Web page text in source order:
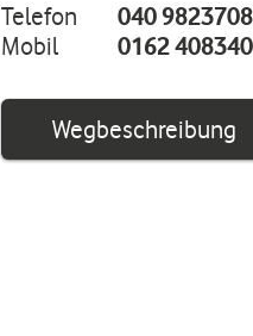
Telefon
040
Mobil
0162
Wegbeschreibung